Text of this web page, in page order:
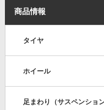
商品情報
タイヤ
ホイール
足まわり（サスペンショ